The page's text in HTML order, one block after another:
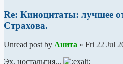
Re: Киноцитаты: лучшее
Страхова.
Unread post by Анита » Fri 22 Jul
Эх, ностальгия...